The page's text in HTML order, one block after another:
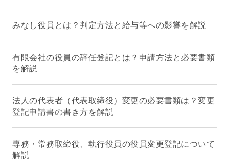
みなし役員とは？判定方法と給与等への影響を解説
有限会社の役員の辞任登記とは？申請方法と必要書類
を解説
法人の代表者（代表取締役）変更の必要書類は？変更
登記申請書の書き方を解説
専務・常務取締役、執行役員の役員変更登記について
解説